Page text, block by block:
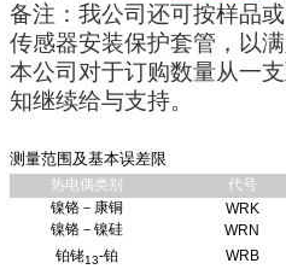
备注：我公司还可按样品
传感器安装保护套管，以
本公司对于订购数量从一
知继续给与支持。
测量范围及基本误差限
热电偶类别
代号
镍铬－康铜
WRK
镍铬－镍硅
WRN
铂铑13-铂
WRB